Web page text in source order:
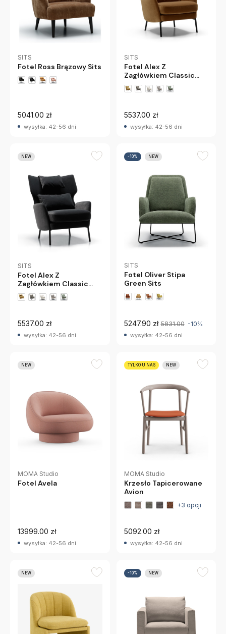
SITS
Fotel Ross Brązowy Sits
5041.00 zł
wysyłka: 42-56 dni
SITS
Fotel Alex Z
Zagłówkiem Classic
Velvet Teddy Brown
Sits
5537.00 zł
wysyłka: 42-56 dni
NEW
SITS
Fotel Alex Z
Zagłówkiem Classic
Velvet Anthracite Sits
5537.00 zł
wysyłka: 42-56 dni
-10% NEW
SITS
Fotel Oliver Stipa
Green Sits
5247.90 zł 5831.00 -10%
wysyłka: 42-56 dni
NEW
MOMA Studio
Fotel Avela
13999.00 zł
wysyłka: 42-56 dni
TYLKO U NAS NEW
MOMA Studio
Krzesło Tapicerowane
Avion
+3 opcji
5092.00 zł
wysyłka: 42-56 dni
NEW -10% NEW